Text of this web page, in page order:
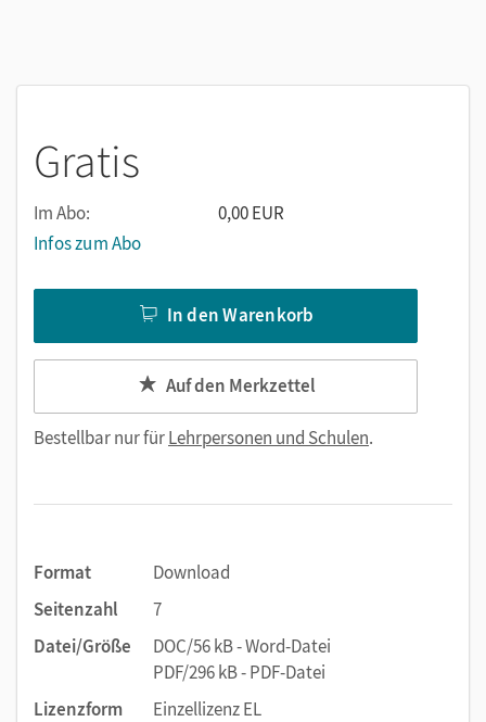
Gratis
Im Abo:
0,00 EUR
Infos zum Abo
In den Warenkorb
Auf den Merkzettel
Bestellbar nur fürLehrpersonen und Schulen.
Format
Download
Seitenzahl
7
Datei/Größe
DOC/56 kB - Word-Datei
PDF/296 kB - PDF-Datei
Lizenzform
Einzellizenz EL